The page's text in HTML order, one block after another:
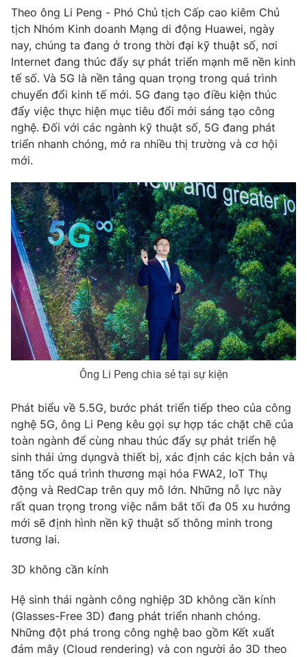
Liên hệ quảng cáo:024-7300.7108
® Cấm sao chép dưới mọi hình thức nếu không có sự chấp
thuận bằng văn bản. Ghi rõ nguồn VTV.vn khi phát hành lại
thông tin từ website này.
Theo ông Li Peng - Phó Chủ tịch Cấp cao kiêm Chủ
tịch Nhóm Kinh doanh Mạng di động Huawei, ngày
nay, chúng ta đang ở trong thời đại kỹ thuật số, nơi
Internet đang thúc đẩy sự phát triển mạnh mẽ nền kinh
tế số. Và 5G là nền tảng quan trọng trong quá trình
chuyển đổi kinh tế mới. 5G đang tạo điều kiện thúc
đẩy việc thực hiện mục tiêu đổi mới sáng tạo công
nghệ. Đối với các ngành kỹ thuật số, 5G đang phát
triển nhanh chóng, mở ra nhiều thị trường và cơ hội
mới.
Ông Li Peng chia sẻ tại sự kiện
Phát biểu về 5.5G, bước phát triển tiếp theo của công
nghệ 5G, ông Li Peng kêu gọi sự hợp tác chặt chẽ của
toàn ngành để cùng nhau thúc đẩy sự phát triển hệ
sinh thái ứng dụngvà thiết bị, xác định các kịch bản và
tăng tốc quá trình thương mại hóa FWA2, IoT Thụ
động và RedCap trên quy mô lớn. Những nỗ lực này
rất quan trọng trong việc nắm bắt tối đa 05 xu hướng
mới sẽ định hình nền kỹ thuật số thông minh trong
tương lai.
3D không cần kính
Hệ sinh thái ngành công nghiệp 3D không cần kính
(Glasses-Free 3D) đang phát triển nhanh chóng.
Những đột phá trong công nghệ bao gồm Kết xuất
đám mây (Cloud rendering) và con người ảo 3D theo